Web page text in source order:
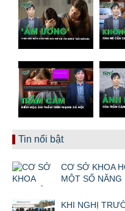
Tin nổi bật
CƠ SỞ KHOA
MỘT SỐ NĂNG
KHI NGHỊ